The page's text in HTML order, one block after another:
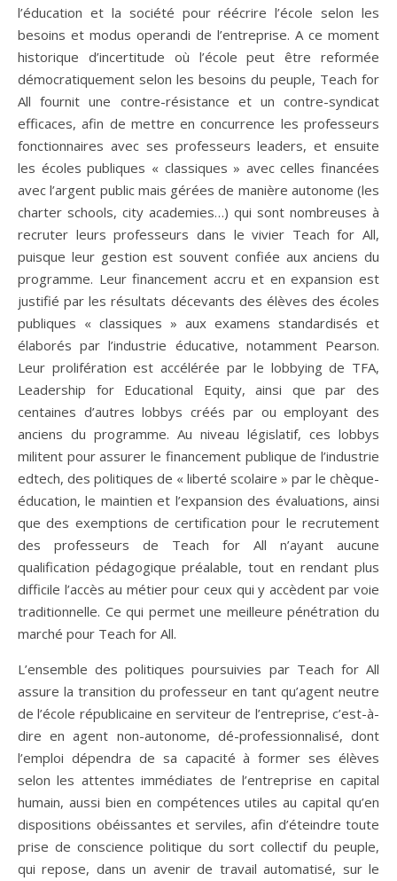
l’éducation et la société pour réécrire l’école selon les
besoins et modus operandi de l’entreprise. A ce moment
historique d’incertitude où l’école peut être reformée
démocratiquement selon les besoins du peuple, Teach for
All fournit une contre-résistance et un contre-syndicat
efficaces, afin de mettre en concurrence les professeurs
fonctionnaires avec ses professeurs leaders, et ensuite
les écoles publiques « classiques » avec celles financées
avec l’argent public mais gérées de manière autonome (les
charter schools, city academies…) qui sont nombreuses à
recruter leurs professeurs dans le vivier Teach for All,
puisque leur gestion est souvent confiée aux anciens du
programme. Leur financement accru et en expansion est
justifié par les résultats décevants des élèves des écoles
publiques « classiques » aux examens standardisés et
élaborés par l’industrie éducative, notamment Pearson.
Leur prolifération est accélérée par le lobbying de TFA,
Leadership for Educational Equity, ainsi que par des
centaines d’autres lobbys créés par ou employant des
anciens du programme. Au niveau législatif, ces lobbys
militent pour assurer le financement publique de l’industrie
edtech, des politiques de « liberté scolaire » par le chèque-
éducation, le maintien et l’expansion des évaluations, ainsi
que des exemptions de certification pour le recrutement
des professeurs de Teach for All n’ayant aucune
qualification pédagogique préalable, tout en rendant plus
difficile l’accès au métier pour ceux qui y accèdent par voie
traditionnelle. Ce qui permet une meilleure pénétration du
marché pour Teach for All.
L’ensemble des politiques poursuivies par Teach for All
assure la transition du professeur en tant qu’agent neutre
de l’école républicaine en serviteur de l’entreprise, c’est-à-
dire en agent non-autonome, dé-professionnalisé, dont
l’emploi dépendra de sa capacité à former ses élèves
selon les attentes immédiates de l’entreprise en capital
humain, aussi bien en compétences utiles au capital qu’en
dispositions obéissantes et serviles, afin d’éteindre toute
prise de conscience politique du sort collectif du peuple,
qui repose, dans un avenir de travail automatisé, sur le